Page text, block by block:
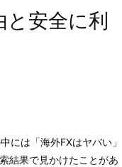
安全に利
には「海外FXはヤバい」
結果で見かけたことがあ